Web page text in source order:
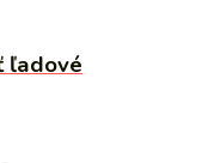
ľadové